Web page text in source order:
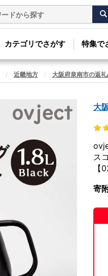
カテゴリでさがす 特集で
近畿地方 大阪府泉南市の返
大
ス
【
寄